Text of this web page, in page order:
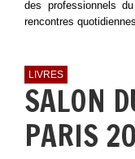
des professionnels
rencontres
LIVRES
SALON
PARIS